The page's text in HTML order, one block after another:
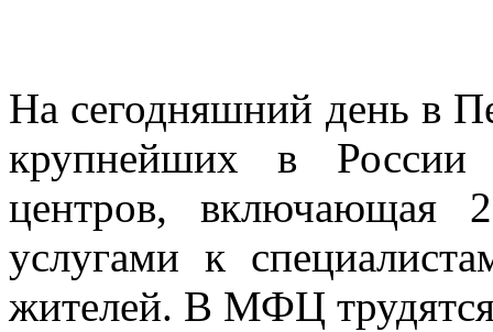
На сегодняшний день в
крупнейших в России
центров, включающая
услугами к
жителей. В МФЦ трудятся